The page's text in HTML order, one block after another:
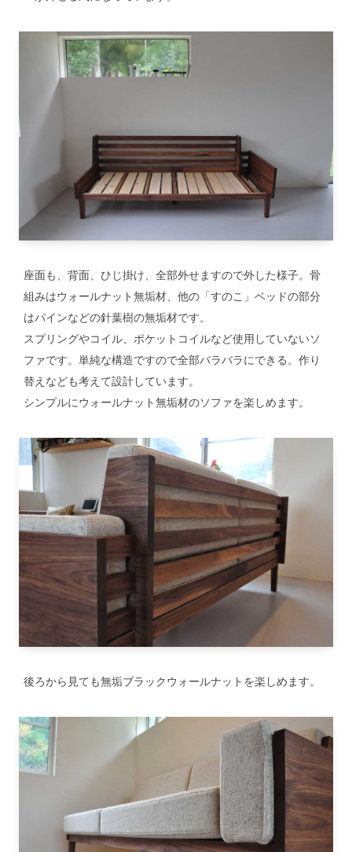
座面も、背面、ひじ掛け、全部外せますので外した様子。骨
組みはウォールナット無垢材、他の「すのこ」ベッドの部分
はパインなどの針葉樹の無垢材です。
スプリングやコイル、ポケットコイルなど使用していないソ
ファです。単純な構造ですので全部バラバラにできる。作り
替えなども考えて設計しています。
シンプルにウォールナット無垢材のソファを楽しめます。
後ろから見ても無垢ブラックウォールナットを楽しめます。